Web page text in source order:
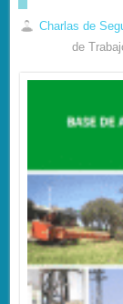
Charlas de
de